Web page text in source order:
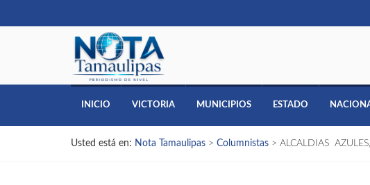
INICIO VICTORIA MUNICIPIOS ESTADO
Usted está en: Nota Tamaulipas > Columnistas > ALCALDIAS